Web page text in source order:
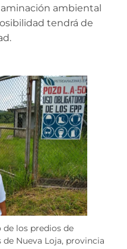
ambiental
tendrá de
de los predios de
de Nueva Loja, provincia